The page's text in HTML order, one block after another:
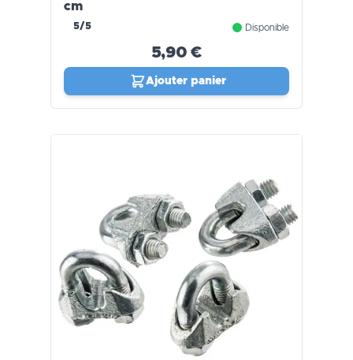
cm
5/5 Disponible
5,90 €
Ajouter panier